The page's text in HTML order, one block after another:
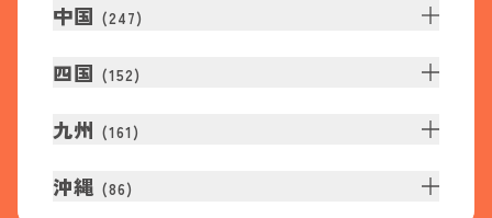
中国 (247)
四国 (152)
九州 (161 )
沖縄 (86)